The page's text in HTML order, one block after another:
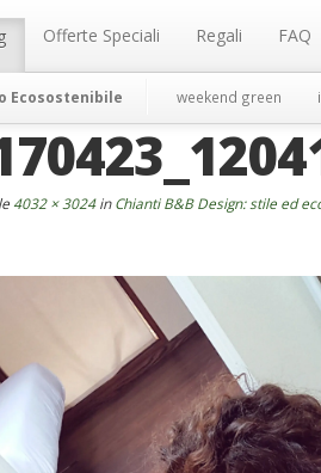
Offerte Speciali Regali FAQ
Ecosostenibile weekend green
4032 × 3024inChianti B&B Design: stile ed